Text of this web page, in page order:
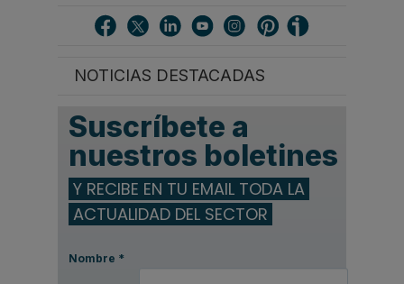
NOTICIAS DESTACADAS
Suscríbete a
nuestros boletines
Y RECIBE EN TU EMAIL TODA LA
ACTUALIDAD DEL SECTOR
Nombre *